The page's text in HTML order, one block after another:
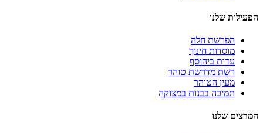
הפעילות שלנו
הפרשת חלה
מוסדות חינוך
עדות ביהוסף
רשת מדרשת טוהר
מעין הטוהר
תמיכה בבנות במצוקה
המרצים שלנו